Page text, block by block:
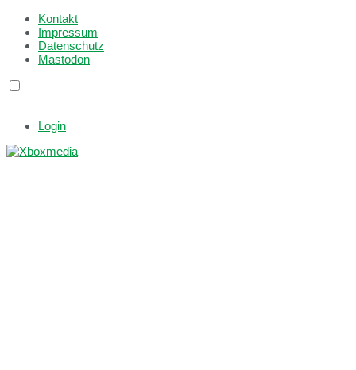
Kontakt
Impressum
Datenschutz
Mastodon
Login